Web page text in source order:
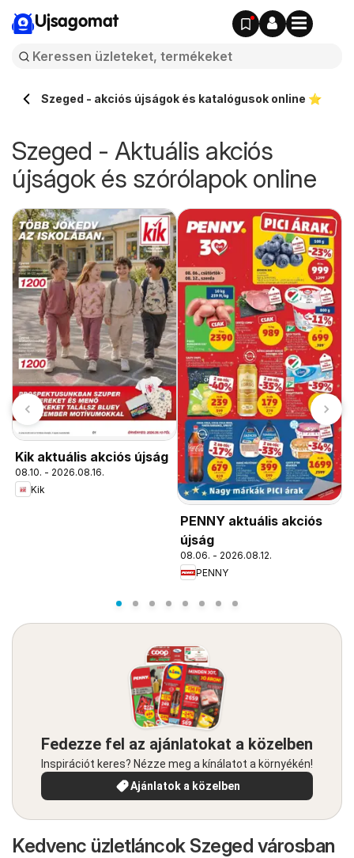
Ujsagomat
Szeged - akciós újságok és katalógusok online ⭐️
Szeged - Aktuális akciós
újságok és szórólapok online
Kik aktuális akciós újság
08.10. - 2026.08.16.
Kik
PENNY aktuális akciós
újság
08.06. - 2026.08.12.
PENNY
Fedezze fel az ajánlatokat a közelben
Inspirációt keres? Nézze meg a kínálatot a környékén!
Ajánlatok a közelben
Kedvenc üzletláncok Szeged városban